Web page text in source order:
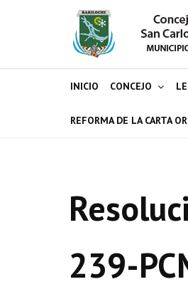
INICIO CONCEJO
REFORMA DE LA CARTA
239-